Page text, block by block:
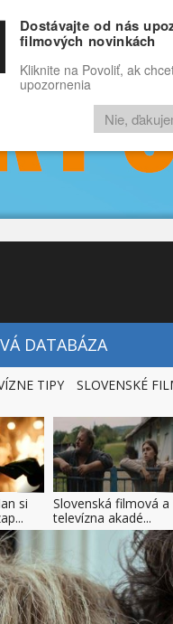
Funny Docu
VIDEÁ FILMY
DATABÁZA
TIPY SLOVENSKÉ
si
Slovenská filmová a
televízna akadé...
Dostávajte od nás
filmových novinkách
Kliknite na Povoliť, ak
upozornenia
Nie,